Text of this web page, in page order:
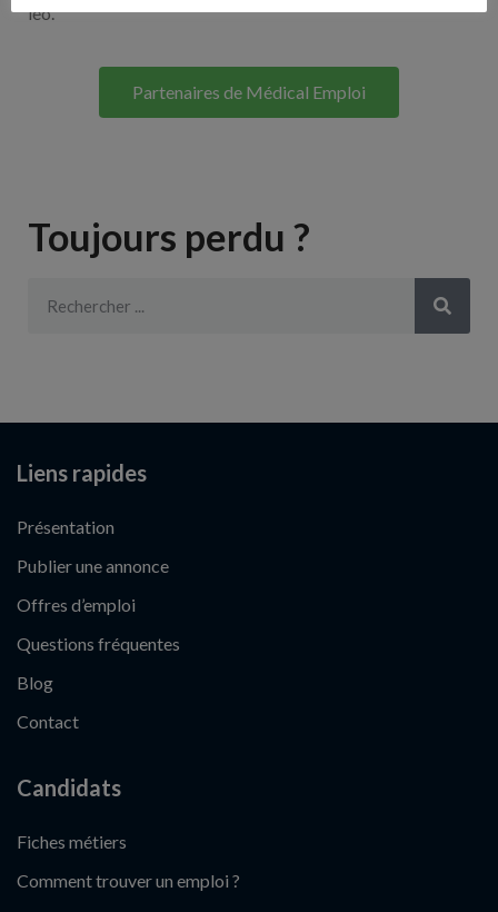
leo.
Partenaires de Médical Emploi
Toujours perdu ?
Liens rapides
Présentation
Publier une annonce
Offres d’emploi
Questions fréquentes
Blog
Contact
Candidats
Fiches métiers
Comment trouver un emploi ?